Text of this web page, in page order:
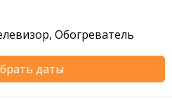
Обогреватель
даты